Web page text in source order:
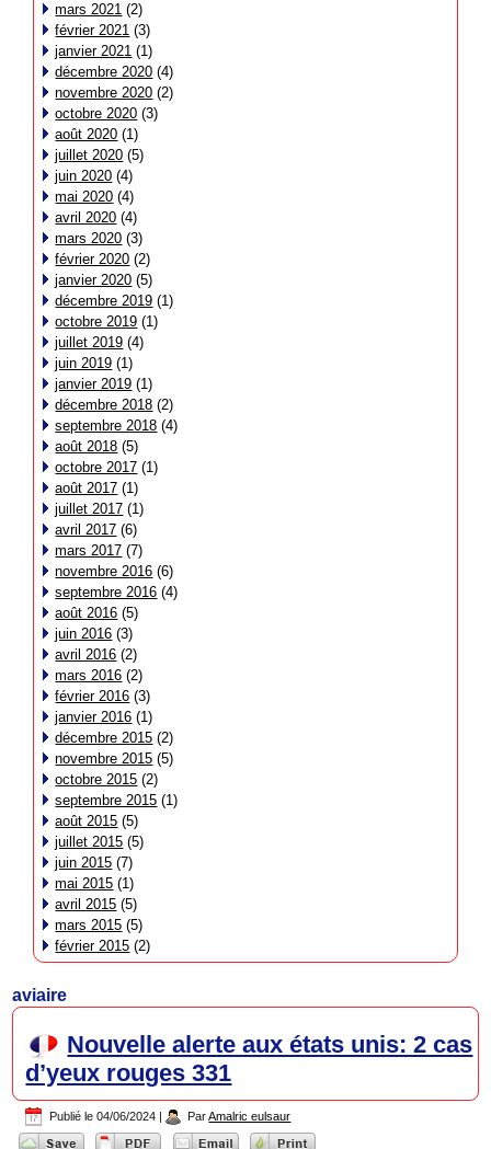
mars 2021 (2)
février 2021 (3)
janvier 2021 (1)
décembre 2020 (4)
novembre 2020 (2)
octobre 2020 (3)
août 2020 (1)
juillet 2020 (5)
juin 2020 (4)
mai 2020 (4)
avril 2020 (4)
mars 2020 (3)
février 2020 (2)
janvier 2020 (5)
décembre 2019 (1)
octobre 2019 (1)
juillet 2019 (4)
juin 2019 (1)
janvier 2019 (1)
décembre 2018 (2)
septembre 2018 (4)
août 2018 (5)
octobre 2017 (1)
août 2017 (1)
juillet 2017 (1)
avril 2017 (6)
mars 2017 (7)
novembre 2016 (6)
septembre 2016 (4)
août 2016 (5)
juin 2016 (3)
avril 2016 (2)
mars 2016 (2)
février 2016 (3)
janvier 2016 (1)
décembre 2015 (2)
novembre 2015 (5)
octobre 2015 (2)
septembre 2015 (1)
août 2015 (5)
juillet 2015 (5)
juin 2015 (7)
mai 2015 (1)
avril 2015 (5)
mars 2015 (5)
février 2015 (2)
aviaire
Nouvelle alerte aux états unis: 2 cas
d’yeux rouges 331
Publié le 04/06/2024 | Par Amalric eulsaur